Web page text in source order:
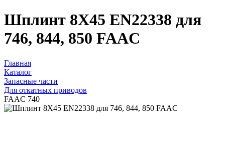
Шплинт 8X45 EN22338 для
746, 844, 850 FAAC
Главная
Каталог
Запасные части
Для откатных приводов
FAAC 740